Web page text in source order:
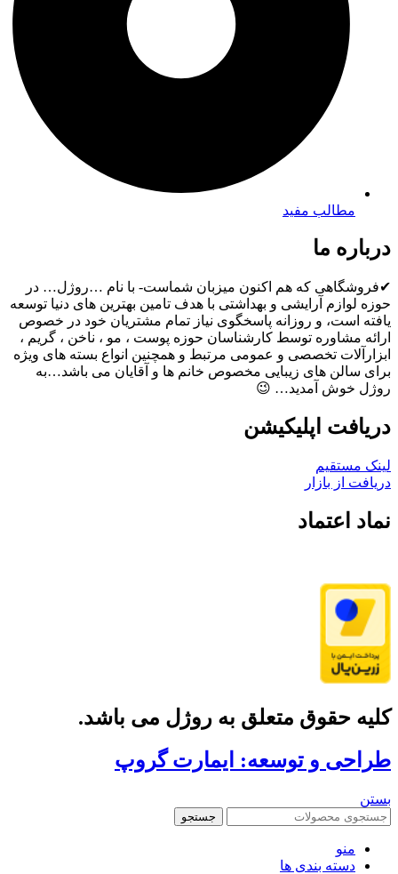
مطالب مفید
درباره ما
✔فروشگاهی که هم اکنون میزبان شماست- با نام …روژل… در
حوزه لوازم آرایشی و بهداشتی با هدف تامین بهترین های دنیا توسعه
یافته است، و روزانه پاسخگوی نیاز تمام مشتریان خود در خصوص
ارائه مشاوره توسط کارشناسان حوزه پوست ، مو ، ناخن ، گریم ،
ابزارآلات تخصصی و عمومی مرتبط و همچنین انواع بسته های ویژه
برای سالن های زیبایی مخصوص خانم ها و آقایان می باشد…به
روژل خوش آمدید… 😉
دریافت اپلیکیشن
لینک مستقیم
دریافت از بازار
نماد اعتماد
کلیه حقوق متعلق به روژل می باشد.
طراحی و توسعه: ایمارت گروپ
بستن
جستجو
منو
دسته بندی ها